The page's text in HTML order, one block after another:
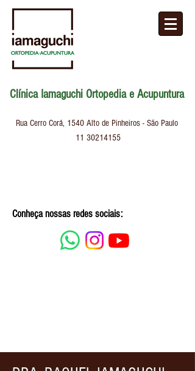
Clínica Iamaguchi Ortopedia e Acupuntura
Rua Cerro Corá, 1540 Alto de Pinheiros - São Paulo
11 30214155
Conheça nossas redes sociais: